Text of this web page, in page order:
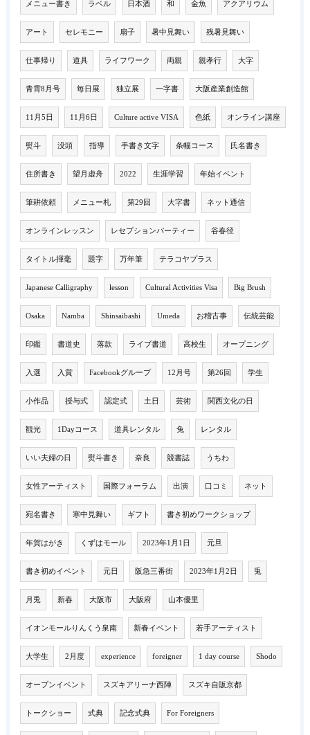
メニュー書き ラベル 日本酒 和 金魚 アクアリウム
アート セレモニー 扇子 暑中見舞い 残暑見舞い
仕事帰り 道具 ライフワーク 両親 親孝行 大字
青霄8月号 毎日展 独立展 一字書 大阪産業創造館
11月5日 11月6日 Culture active VISA 色紙 オンライン講座
熨斗 没頭 指導 手書き文字 条幅コース 氏名書き
住所書き 望月虚舟 2022 生涯学習 年始イベント
筆耕依頼 メニュー札 第29回 大字書 ネット通信
オンラインレッスン レセプションパーティー 谷春径
タイトル揮毫 題字 万年筆 テラコヤプラス
Japanese Calligraphy lesson Cultural Activities Visa Big Brush
Osaka Namba Shinsaibashi Umeda お稽古事 伝統芸能
印鑑 書道史 落款 ライブ書道 高校生 オープニング
入選 入賞 Facebookグループ 12月号 第26回 学生
小作品 授与式 認定式 土日 芸術 関西文化の日
観光 1Dayコース 道具レンタル 兔 レンタル
いい夫婦の日 熨斗書き 奈良 競書誌 うちわ
女性アーティスト 国際フォーラム 出演 口コミ ネット
宛名書き 寒中見舞い ギフト 書き初めワークショップ
年賀はがき くずはモール 2023年1月1日 元旦
書き初めイベント 元日 阪急三番街 2023年1月2日 兎
月兎 新春 大阪市 大阪府 山本優里
イオンモールりんくう泉南 新春イベント 若手アーティスト
大学生 2月度 experience foreigner 1 day course Shodo
オープンイベント スズキアリーナ西陣 スズキ自販京都
トークショー 式典 記念式典 For Foreigners